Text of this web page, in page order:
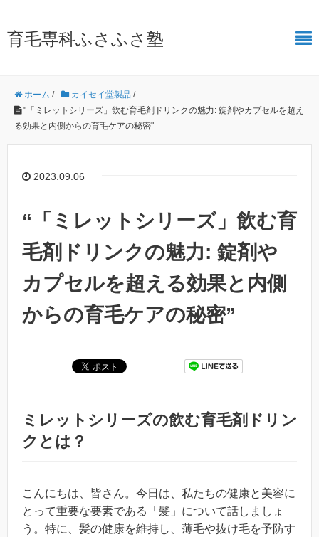
育毛専科ふさふさ塾
ホーム / カイセイ堂製品 /
"「ミレットシリーズ」飲む育毛剤ドリンクの魅力: 錠剤やカプセルを超え
る効果と内側からの育毛ケアの秘密"
2023.09.06
“「ミレットシリーズ」飲む育
毛剤ドリンクの魅力: 錠剤や
カプセルを超える効果と内側
からの育毛ケアの秘密”
ミレットシリーズの飲む育毛剤ドリン
クとは？
こんにちは、皆さん。今日は、私たちの健康と美容に
とって重要な要素である「髪」について話しましょ
う。特に、髪の健康を維持し、薄毛や抜け毛を予防す